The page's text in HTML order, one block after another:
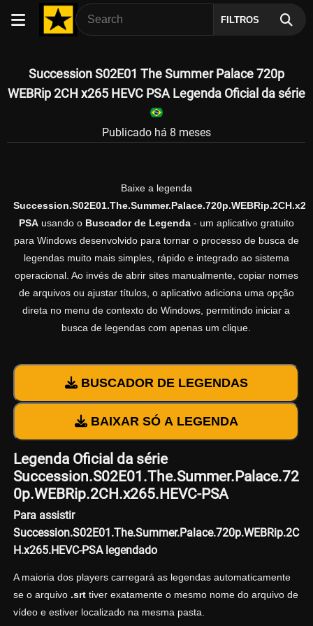
FILTROS
Succession S02E01 The Summer Palace 720p
WEBRip 2CH x265 HEVC PSA Legenda Oficial da série
Publicado há 8 meses
Baixe a legenda
PSAusando o Buscador de Legenda- um aplicativo gratuito
para Windows desenvolvido para tornar o processo de busca de
legendas muito mais simples, rápido e integrado ao sistema
operacional. Ao invés de abrir sites manualmente, copiar nomes
de arquivos ou ajustar títulos, o aplicativo adiciona uma opção
direta no menu de contexto do Windows, permitindo iniciar a
busca de legendas com apenas um clique.
BUSCADOR DE LEGENDAS
BAIXAR SÓ A LEGENDA
Legenda Oficial da série
Succession.S02E01.The.Summer.Palace.72
0p.WEBRip.2CH.x265.HEVC-PSA
Para assistir
Succession.S02E01.The.Summer.Palace.720p.WEBRip.2C
H.x265.HEVC-PSA legendado
A maioria dos players carregará as legendas automaticamente
se o arquivo .srttiver exatamente o mesmo nome do arquivo de
vídeo e estiver localizado na mesma pasta.